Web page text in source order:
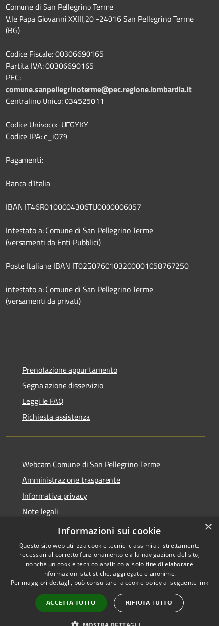
Comune di San Pellegrino Terme
V.le Papa Giovanni XXIII,20 -24016 San Pellegrino Terme
(BG)
Codice Fiscale: 00306690165
Partita IVA: 00306690165
PEC:
comune.sanpellegrinoterme@pec.regione.lombardia.it
Centralino Unico: 034525011
Codice Univoco: UFGYKY
Codice IPA: c_i079
Pagamenti:
Banca d'Italia
IBAN IT46R0100004306TU0000006057
Intestato a: Comune di San Pellegrino Terme
(versamenti da Enti Pubblici)
Poste Italiane IBAN IT02G0760103200001058767250
intestato a: Comune di San Pellegrino Terme
(versamenti da privati)
Prenotazione appuntamento
Segnalazione disservizio
Leggi le FAQ
Richiesta assistenza
Webcam Comune di San Pellegrino Terme
Amministrazione trasparente
Informativa privacy
Note legali
Dichiarazione di accessibilità
Accessibilità
Copyright © 2026 • Comune di
San Pellegrino Terme •
Powered byMunicipium
Accesso redazione
×
Informazioni sui cookie
Questo sito web utilizza cookie tecnici e assimilati strettamente
necessari al corretto funzionamento e alla navigazione del sito,
nonché un cookie tecnico analitico al solo fine di elaborare
informazioni statistiche, aggregate e anonime.
Per maggiori dettagli, può consultare la cookie policy al seguente link
ACCETTA TUTTO RIFIUTA TUTTO